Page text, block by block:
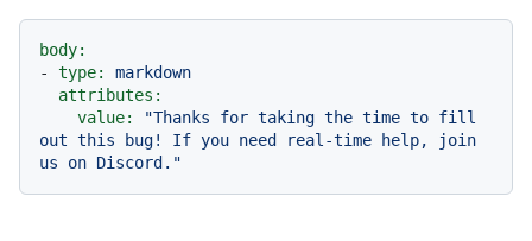
body:
-
type:
markdown
attributes:
value:
"Thanks for taking the time to fill
out this bug! If you need real-time help, join
us on Discord."